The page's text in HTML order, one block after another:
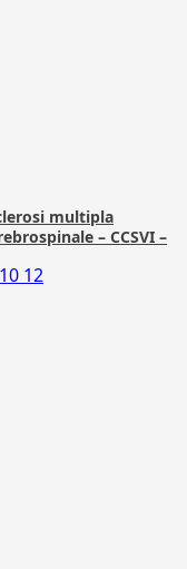
multipla
– CCSVI –
12